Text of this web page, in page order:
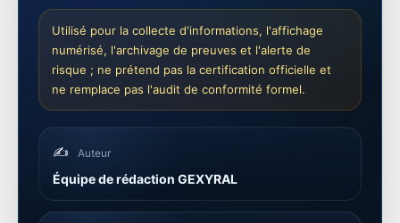
Utilisé pour la collecte d'informations, l'affichage
numérisé, l'archivage de preuves et l'alerte de
risque ; ne prétend pas la certification officielle et
ne remplace pas l'audit de conformité formel.
✍️ Auteur
Équipe de rédaction GEXYRAL